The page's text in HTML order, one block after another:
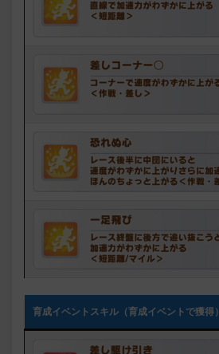
育成イベントスキル（育成イベントで獲得）